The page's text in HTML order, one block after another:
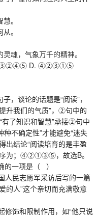
。
。
，气象万千的精神。
D. ④②③①⑤
谈论的话题是“阅读”，
升我们的气质”，②句中的
了知识和智慧”承接②句中
种不确定性”才能避免“迷失
结论“阅读培育的是丰盈
序为；④②①③⑤，故选B。
一项是（ ）
民志愿军采访后写的一篇
的人”这个亲切而充满敬意
饰和限制作用，如“他只说